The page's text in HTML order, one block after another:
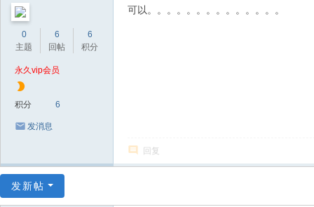
0
主题
6
回帖
6
积分
永久vip会员
积分 6
发消息
可以。。。。。。。。。。。。。。
回复
发新帖